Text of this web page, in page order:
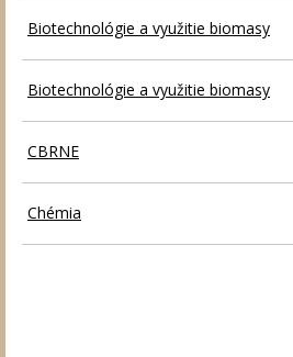
Biotechnológie a využitie biomasy
Biotechnológie a využitie biomasy
CBRNE
Chémia